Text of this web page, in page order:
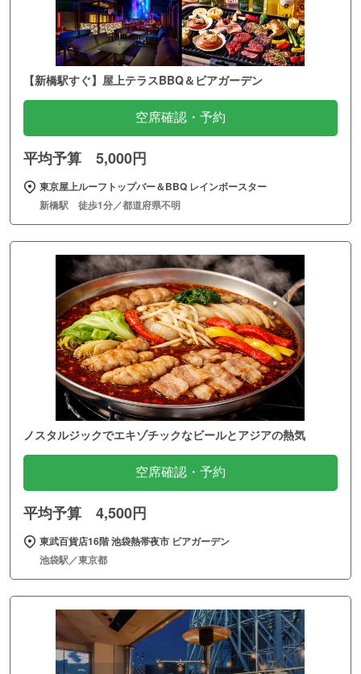
【新橋駅すぐ】屋上テラスBBQ＆ビアガーデン
空席確認・予約
平均予算 5,000円
東京屋上ルーフトップバー＆BBQ レインボースター
新橋駅 徒歩1分／都道府県不明
ノスタルジックでエキゾチックなビールとアジアの熱気
空席確認・予約
平均予算 4,500円
東武百貨店16階 池袋熱帯夜市 ビアガーデン
池袋駅／東京都